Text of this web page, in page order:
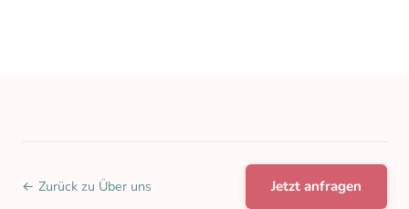
← Zurück zu Über uns Jetzt anfragen